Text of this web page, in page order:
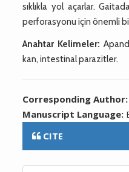
sıklıkla yol açarlar.
perforasyonu için önemli
Anahtar Kelimeler:
kan, intestinal parazitler.
Corresponding Author:
Manuscript Language:
CITE